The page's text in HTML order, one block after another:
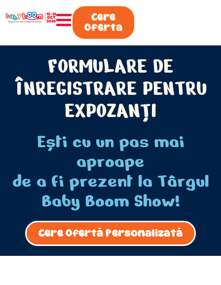
0730.808.038
Cere
Oferta
FORMULARE DE
ÎNREGISTRARE PENTRU
EXPOZANȚI
Eşti cu un pas mai
aproape
de a fi prezent la Târgul
Baby Boom Show!
Cere Ofertă Personalizată